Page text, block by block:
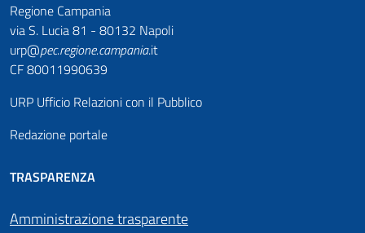
Regione Campania
via S. Lucia 81 - 80132 Napoli
urp@pec.regione.campania.it
CF 80011990639
URP Ufficio Relazioni con il Pubblico
Redazione portale
TRASPARENZA
Amministrazione trasparente